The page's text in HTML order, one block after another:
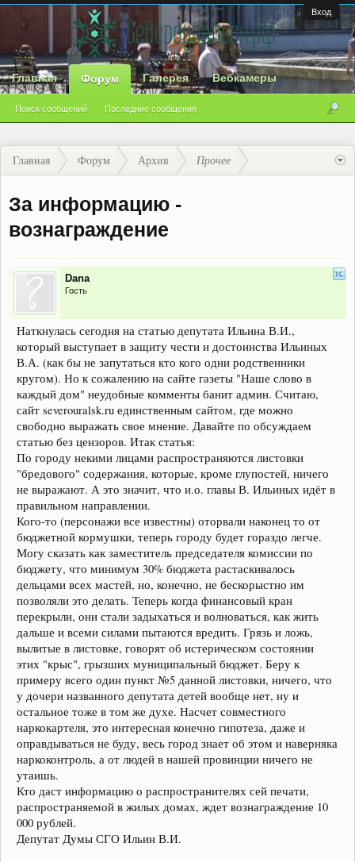
Вход
Главная Форум
Поиск сообщений Последние сообщения
Галерея Вебкамеры
Главная Форум Архив Прочее
За информацию -
вознаграждение
Dana
Гость
Наткнулась сегодня на статью депутата Ильина В.И.,
который выступает в защиту чести и достоинства Ильиных
В.А. (как бы не запутаться кто кого одни родственники
кругом). Но к сожалению на сайте газеты "Наше слово в
каждый дом" неудобные комменты банит админ. Считаю,
сайт severouralsk.ru единственным сайтом, где можно
свободно выражать свое мнение. Давайте по обсуждаем
статью без цензоров. Итак статья:
По городу некими лицами распространяются листовки
"бредового" содержания, которые, кроме глупостей, ничего
не выражают. А это значит, что и.о. главы В. Ильиных идёт в
правильном направлении.
Кого-то (персонажи все известны) оторвали наконец то от
бюджетной кормушки, теперь городу будет гораздо легче.
Могу сказать как заместитель председателя комиссии по
бюджету, что минимум 30% бюджета растаскивалось
дельцами всех мастей, но, конечно, не бескорыстно им
позволяли это делать. Теперь когда финансовый кран
перекрыли, они стали задыхаться и волноваться, как жить
дальше и всеми силами пытаются вредить. Грязь и ложь,
вылитые в листовке, говорят об истерическом состоянии
этих "крыс", грызших муниципальный бюджет. Беру к
примеру всего один пункт №5 данной листовки, ничего, что
у дочери названного депутата детей вообще нет, ну и
остальное тоже в том же духе. Насчет совместного
наркокартеля, это интересная конечно гипотеза, даже и
оправдываться не буду, весь город знает об этом и наверняка
наркоконтроль, а от людей в нашей провинции ничего не
утаишь.
Кто даст информацию о распространителях сей печати,
распространяемой в жилых домах, ждет вознаграждение 10
000 рублей.
Депутат Думы СГО Ильин В.И.